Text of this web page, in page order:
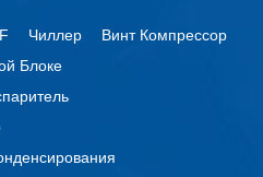
Чиллер
Винт Компрессор
Блоке